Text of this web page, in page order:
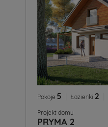
Pokoje 5 Łazienki 2
Projekt domu
PRYMA 2